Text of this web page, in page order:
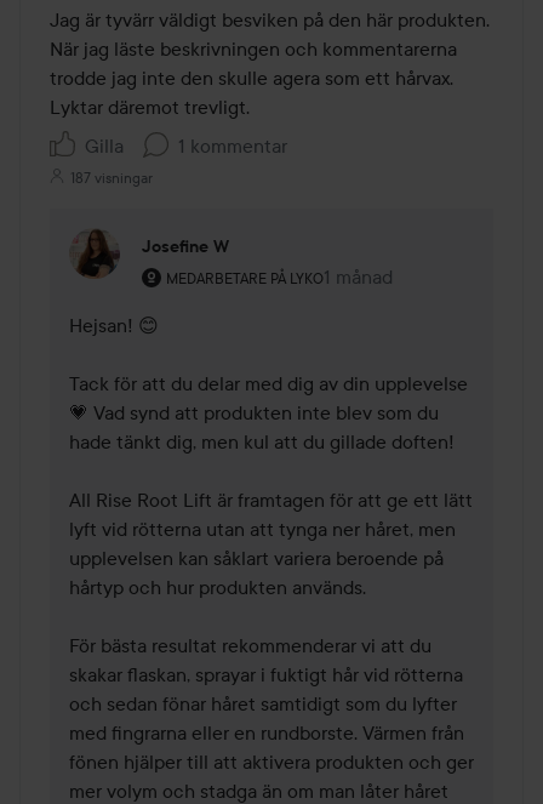
av
5
Jag är tyvärr väldigt besviken på den här produkten.
När jag läste beskrivningen och kommentarerna
trodde jag inte den skulle agera som ett hårvax.
Lyktar däremot trevligt.
Gilla
1 kommentar
187 visningar
Josefine W
MEDARBETARE PÅ LYKO
Användarens roll: Medarbetare på Lyko.
1 månad
Kommentaren lades 1
Hejsan! 😊
Tack för att du delar med dig av din upplevelse
💗 Vad synd att produkten inte blev som du
hade tänkt dig, men kul att du gillade doften!
All Rise Root Lift är framtagen för att ge ett lätt
lyft vid rötterna utan att tynga ner håret, men
upplevelsen kan såklart variera beroende på
hårtyp och hur produkten används.
För bästa resultat rekommenderar vi att du
skakar flaskan, sprayar i fuktigt hår vid rötterna
och sedan fönar håret samtidigt som du lyfter
med fingrarna eller en rundborste. Värmen från
fönen hjälper till att aktivera produkten och ger
mer volym och stadga än om man låter håret